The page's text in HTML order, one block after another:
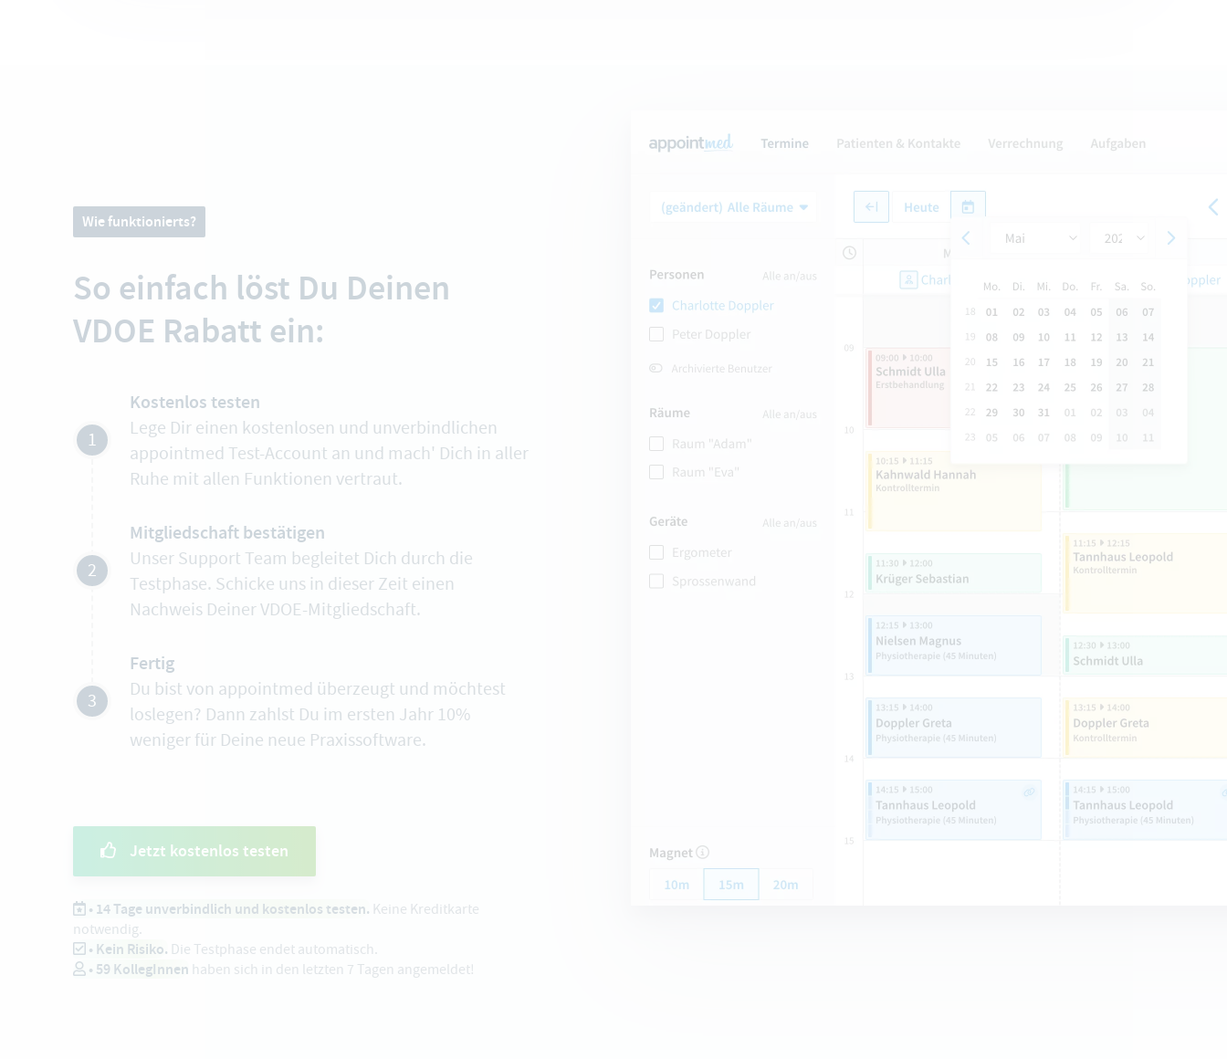
Wie funktionierts?
So einfach löst Du Deinen
VDOE Rabatt ein:
1
Kostenlos testen
Lege Dir einen kostenlosen und unverbindlichen
appointmed Test-Account an und mach' Dich in aller
Ruhe mit allen Funktionen vertraut.
2
Mitgliedschaft bestätigen
Unser Support Team begleitet Dich durch die
Testphase. Schicke uns in dieser Zeit einen
Nachweis Deiner VDOE-Mitgliedschaft.
3
Fertig
Du bist von appointmed überzeugt und möchtest
loslegen? Dann zahlst Du im ersten Jahr 10%
weniger für Deine neue Praxissoftware.
Jetzt kostenlos testen
• 14 Tage unverbindlich und kostenlos testen. Keine Kreditkarte
notwendig.
• Kein Risiko. Die Testphase endet automatisch.
• 59 KollegInnen haben sich in den letzten 7 Tagen angemeldet!